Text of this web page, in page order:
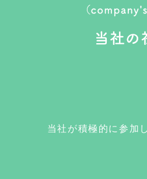
当社が積極的に参加